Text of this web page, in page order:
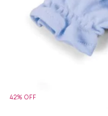
42% OFF